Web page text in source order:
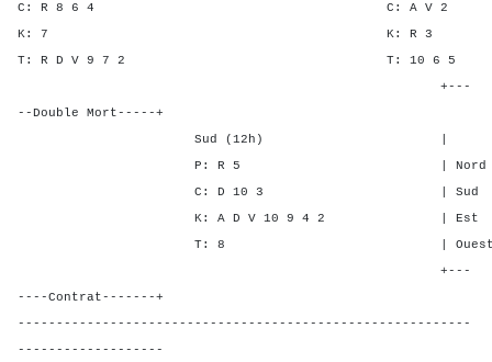
C: R 8 6 4 C: A
K: 7 K: R
T: R D V 9 7 2 T: 10
+---
--Double Mort-----+
Sud (12h) | SA P
P: R 5 | Nord - -
C: D 10 3 | Sud - -
K: A D V 10 9 4 2 | Est 1
T: 8 | Ouest 1 3
+---
----Contrat-------+
-----------------------------------------------------------
-------------------